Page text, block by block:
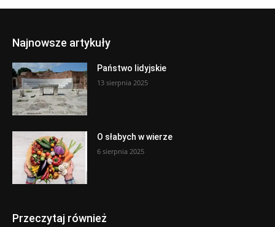
Najnowsze artykuły
Państwo lidyjskie
13 sierpnia 2025
O słabych w wierze
6 sierpnia 2025
Przeczytaj również